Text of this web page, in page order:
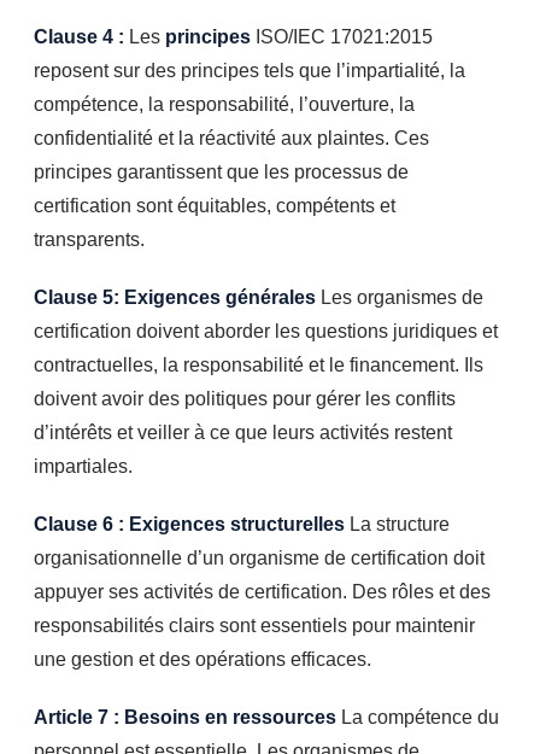
Clause 4 : Les principes ISO/IEC 17021:2015
reposent sur des principes tels que l’impartialité, la
compétence, la responsabilité, l’ouverture, la
confidentialité et la réactivité aux plaintes. Ces
principes garantissent que les processus de
certification sont équitables, compétents et
transparents.
Clause 5: Exigences générales Les organismes de
certification doivent aborder les questions juridiques et
contractuelles, la responsabilité et le financement. Ils
doivent avoir des politiques pour gérer les conflits
d’intérêts et veiller à ce que leurs activités restent
impartiales.
Clause 6 : Exigences structurelles La structure
organisationnelle d’un organisme de certification doit
appuyer ses activités de certification. Des rôles et des
responsabilités clairs sont essentiels pour maintenir
une gestion et des opérations efficaces.
Article 7 : Besoins en ressources La compétence du